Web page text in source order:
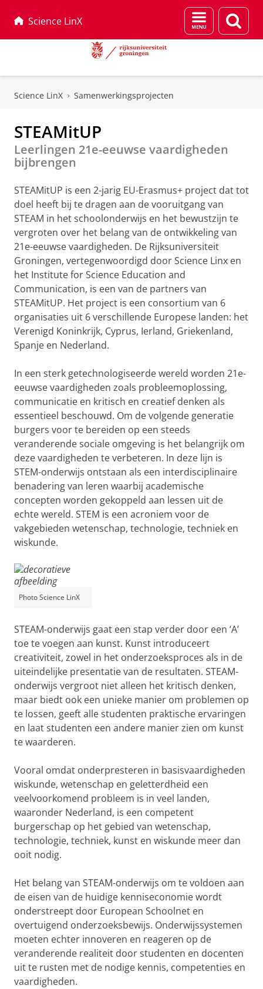
Science LinX
Menu
en
Science LinX Samenwerkingsprojecten
STEAMitUP
Leerlingen 21e-eeuwse vaardigheden
bijbrengen
STEAMitUP is een 2-jarig EU-Erasmus+ project dat tot
doel heeft bij te dragen aan de vooruitgang van
STEAM in het schoolonderwijs en het bewustzijn te
vergroten over het belang van de ontwikkeling van
21e-eeuwse vaardigheden. De Rijksuniversiteit
Groningen, vertegenwoordigd door Science Linx en
het Institute for Science Education and
Communication, is een van de partners van
STEAMitUP. Het project is een consortium van 6
organisaties uit 6 verschillende Europese landen: het
Verenigd Koninkrijk, Cyprus, Ierland, Griekenland,
Spanje en Nederland.
In een sterk getechnologiseerde wereld worden 21e-
eeuwse vaardigheden zoals probleemoplossing,
communicatie en kritisch en creatief denken als
essentieel beschouwd. Om de volgende generatie
burgers voor te bereiden op een steeds
veranderende sociale omgeving is het belangrijk om
deze vaardigheden te verbeteren. In deze lijn is
STEM-onderwijs ontstaan ​​als een interdisciplinaire
benadering van leren waarbij academische
concepten worden gekoppeld aan lessen uit de
echte wereld. STEM is een acroniem voor de
vakgebieden wetenschap, technologie, techniek en
wiskunde.
Photo Science LinX
STEAM-onderwijs gaat een stap verder door een ‘A’
toe te voegen aan kunst. Kunst introduceert
creativiteit, zowel in het onderzoeksproces als in de
uiteindelijke presentatie van de resultaten. STEAM-
onderwijs vergroot niet alleen het kritisch denken,
maar biedt ook een unieke manier om problemen op
te lossen, geeft alle studenten praktische ervaringen
en laat studenten een andere manier zien om kunst
te waarderen.
Vooral omdat onderpresteren in basisvaardigheden
wiskunde, wetenschap en geletterdheid een
veelvoorkomend probleem is in veel landen,
waaronder Nederland, is een competent
burgerschap op het gebied van wetenschap,
technologie, techniek, kunst en wiskunde meer dan
ooit nodig.
Het belang van STEAM-onderwijs om te voldoen aan
de eisen van de huidige kenniseconomie wordt
onderstreept door European Schoolnet en
overtuigend onderzoeksbewijs. Onderwijssystemen
moeten echter innoveren en reageren op de
veranderende realiteit door studenten en docenten
uit te rusten met de nodige kennis, competenties en
vaardigheden.